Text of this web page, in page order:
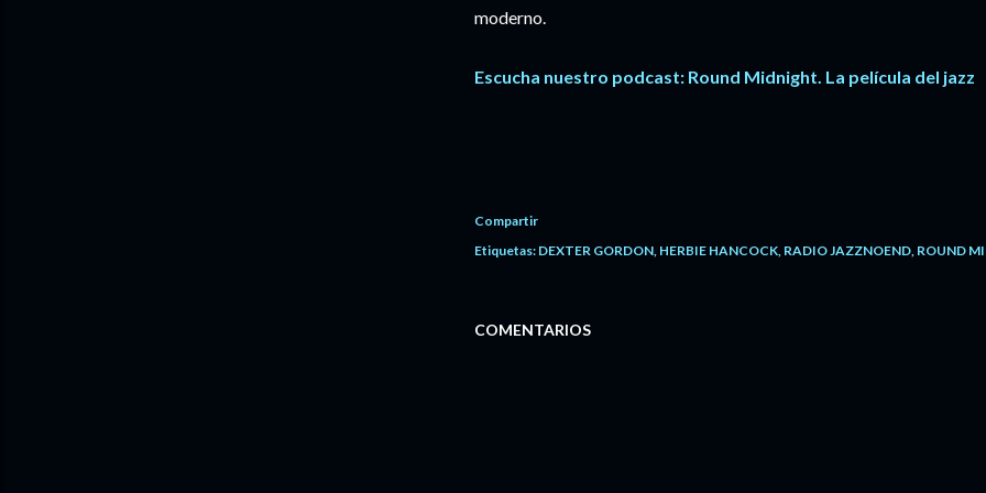
moderno.
Escucha nuestro podcast: Round Midnight. La película del jazz
Compartir
Etiquetas: DEXTER GORDON HERBIE HANCOCK RADIO JAZZNOEND ROUND
COMENTARIOS